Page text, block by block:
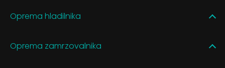
Oprema hladilnika
Oprema zamrzovalnika